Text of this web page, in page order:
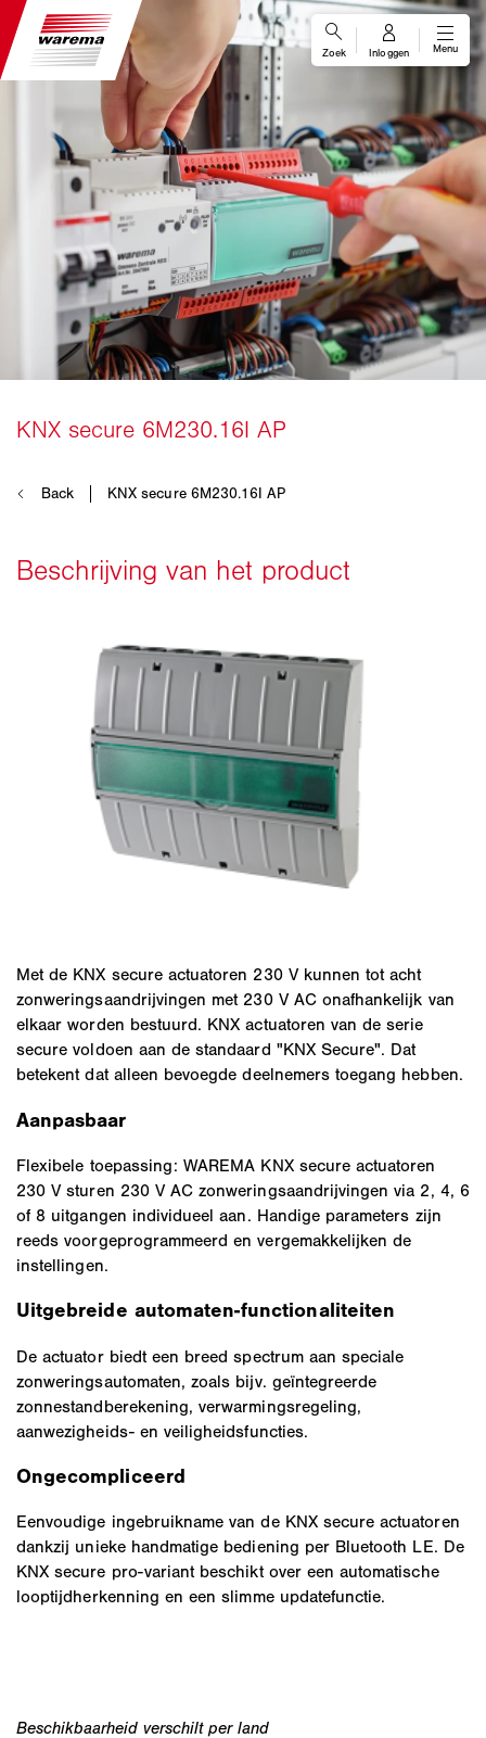
Met de KNX secure actuatoren 230 V kunnen tot acht
zonweringsaandrijvingen met 230 V AC onafhankelijk van
elkaar worden bestuurd. KNX actuatoren van de serie
secure voldoen aan de standaard "KNX Secure". Dat
betekent dat alleen bevoegde deelnemers toegang hebben.
Aanpasbaar
Flexibele toepassing: WAREMA KNX secure actuatoren
230 V sturen 230 V AC zonweringsaandrijvingen via 2, 4, 6
of 8 uitgangen individueel aan. Handige parameters zijn
reeds voorgeprogrammeerd en vergemakkelijken de
instellingen.
Uitgebreide automaten-functionaliteiten
De actuator biedt een breed spectrum aan speciale
zonweringsautomaten, zoals bijv. geïntegreerde
zonnestandberekening, verwarmingsregeling,
aanwezigheids- en veiligheidsfuncties.
Ongecompliceerd
Eenvoudige ingebruikname van de KNX secure actuatoren
dankzij unieke handmatige bediening per Bluetooth LE. De
KNX secure pro-variant beschikt over een automatische
looptijdherkenning en een slimme updatefunctie.